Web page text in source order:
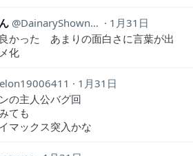
DainaryShownary
1月31日
かった あまりの面白さに言葉が出
化
1月31日
の主人公バグ回
ても
マックス突入かな